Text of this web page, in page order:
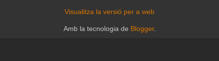
Visualitza la versió per a web
Amb la tecnologia de Blogger.